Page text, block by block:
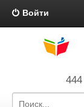
Войти